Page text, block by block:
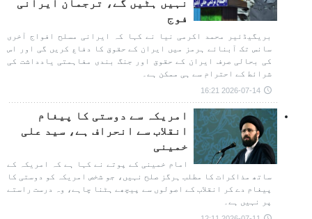
نہیں ہٹیں گے، ترجمان ایرانی
فوج
بریگیڈئیر محمد اکرمی نیا نے کہا کہ ایرانی مسلح افواج آخری
سانس تک آبنائے ہرمز میں ایران کے حقوق کا دفاع کریں گی اور اس
کی بحالی صرف ایران کے حقوق اور جنگ بندی مفاہمتی یادداشت کی
شرائط کے احترام سے ہی ممکن ہے۔
2026-07-14 16:21
امریکہ سے دوستی کا پیغام
انقلاب سے انحراف ہے، سید علی
خمینی
امام خمینی کے پوتے نے کہا ہے کہ امریکہ کے
ساتھ مذاکرات کا مطلب ہرگز صلح نہیں، جو شخص امریکہ کو دوستی کا
پیغام دے کر انقلاب کے اصولوں سے پیچھے ہٹنا چاہے، وہ درست راستے
پر نہیں ہے۔